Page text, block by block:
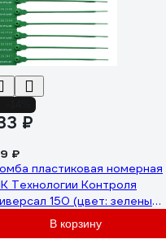
₽
₽
пластиковая номерная
Технологии Контроля
150 (цвет: зеленый)
шт 24285В корзину